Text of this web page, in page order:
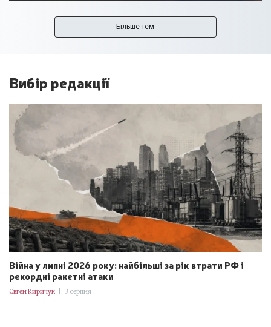
Більше тем
Вибір редакції
Війна у липні 2026 року: найбільші за рік втрати РФ і
рекордні ракетні атаки
Євген Киричук 3 серпня